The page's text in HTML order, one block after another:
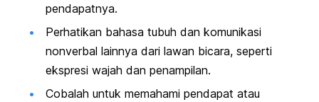
pendapatnya.
Perhatikan bahasa tubuh dan komunikasi
nonverbal lainnya dari lawan bicara, seperti
ekspresi wajah dan penampilan.
Cobalah untuk memahami pendapat atau